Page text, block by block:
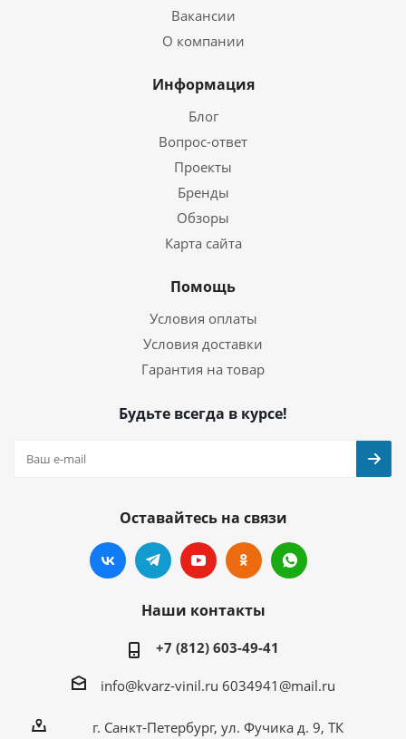
Вакансии
О компании
Информация
Блог
Вопрос-ответ
Проекты
Бренды
Обзоры
Карта сайта
Помощь
Условия оплаты
Условия доставки
Гарантия на товар
Будьте всегда в курсе!
Оставайтесь на связи
Наши контакты
+7 (812) 603-49-41
info@kvarz-vinil.ru 6034941@mail.ru
г. Санкт-Петербург, ул. Фучика д. 9, ТК